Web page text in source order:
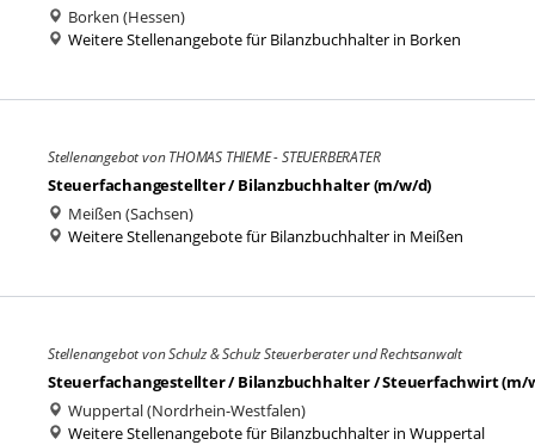
Borken (Hessen)
Weitere Stellenangebote für Bilanzbuchhalter in Borken
Stellenangebot von THOMAS THIEME - STEUERBERATER
Steuerfachangestellter / Bilanzbuchhalter (m/w/d)
Meißen (Sachsen)
Weitere Stellenangebote für Bilanzbuchhalter in Meißen
Stellenangebot von Schulz & Schulz Steuerberater und Rechtsanwalt
Steuerfachangestellter / Bilanzbuchhalter / Steuerfachwirt (m/
Wuppertal (Nordrhein-Westfalen)
Weitere Stellenangebote für Bilanzbuchhalter in Wuppertal